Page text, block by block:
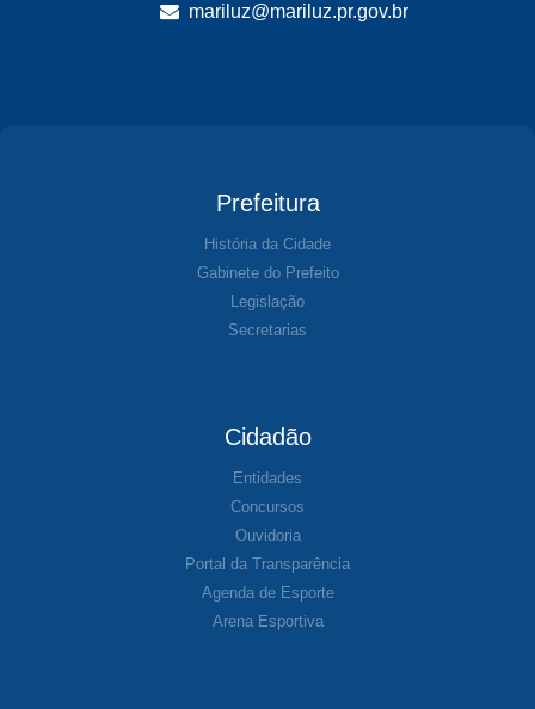
mariluz@mariluz.pr.gov.br
Prefeitura
História da Cidade
Gabinete do Prefeito
Legislação
Secretarias
Cidadão
Entidades
Concursos
Ouvidoria
Portal da Transparência
Agenda de Esporte
Arena Esportiva